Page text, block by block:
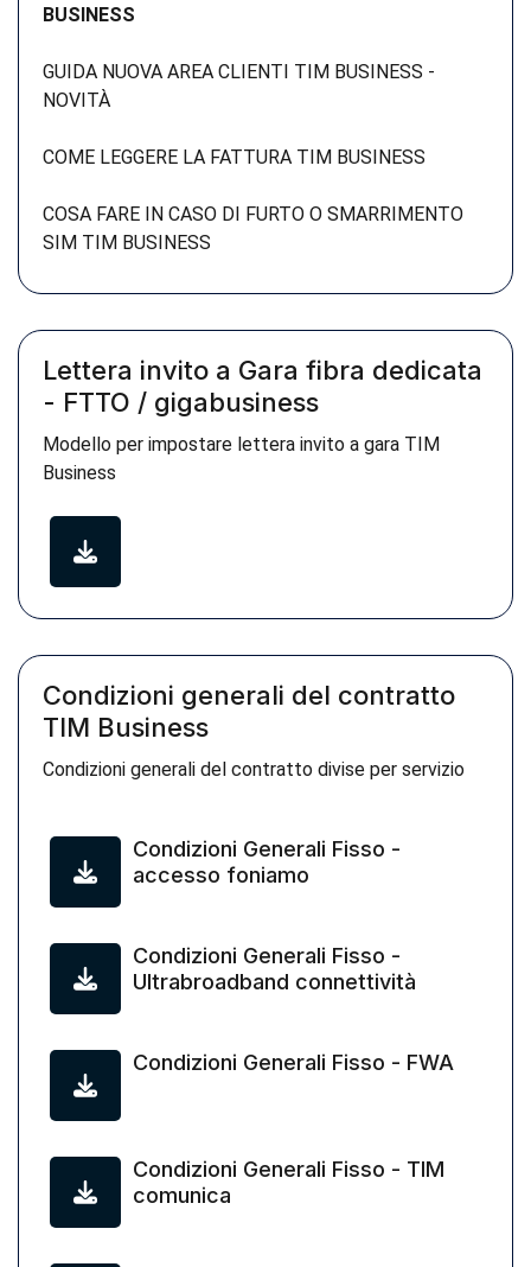
BUSINESS
GUIDA NUOVA AREA CLIENTI TIM BUSINESS -
NOVITÀ
COME LEGGERE LA FATTURA TIM BUSINESS
COSA FARE IN CASO DI FURTO O SMARRIMENTO
SIM TIM BUSINESS
Lettera invito a Gara fibra dedicata
- FTTO / gigabusiness
Modello per impostare lettera invito a gara TIM
Business
Condizioni generali del contratto
TIM Business
Condizioni generali del contratto divise per servizio
Condizioni Generali Fisso -
accesso foniamo
Condizioni Generali Fisso -
Ultrabroadband connettività
Condizioni Generali Fisso - FWA
Condizioni Generali Fisso - TIM
comunica